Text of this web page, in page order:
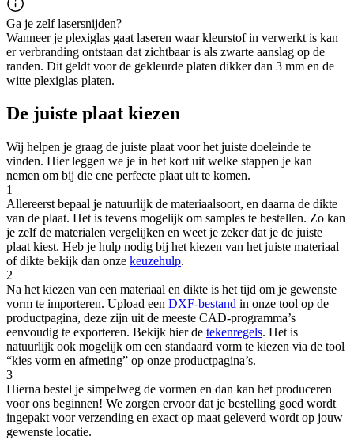
Ga je zelf lasersnijden?
Wanneer je plexiglas gaat laseren waar kleurstof in verwerkt is kan
er verbranding ontstaan dat zichtbaar is als zwarte aanslag op de
randen. Dit geldt voor de gekleurde platen dikker dan 3 mm en de
witte plexiglas platen.
De juiste plaat kiezen
Wij helpen je graag de juiste plaat voor het juiste doeleinde te
vinden. Hier leggen we je in het kort uit welke stappen je kan
nemen om bij die ene perfecte plaat uit te komen.
1
Allereerst bepaal je natuurlijk de materiaalsoort, en daarna de dikte
van de plaat. Het is tevens mogelijk om samples te bestellen. Zo kan
je zelf de materialen vergelijken en weet je zeker dat je de juiste
plaat kiest. Heb je hulp nodig bij het kiezen van het juiste materiaal
of dikte bekijk dan onze keuzehulp.
2
Na het kiezen van een materiaal en dikte is het tijd om je gewenste
vorm te importeren. Upload een DXF-bestand in onze tool op de
productpagina, deze zijn uit de meeste CAD-programma’s
eenvoudig te exporteren. Bekijk hier de tekenregels. Het is
natuurlijk ook mogelijk om een standaard vorm te kiezen via de tool
“kies vorm en afmeting” op onze productpagina’s.
3
Hierna bestel je simpelweg de vormen en dan kan het produceren
voor ons beginnen! We zorgen ervoor dat je bestelling goed wordt
ingepakt voor verzending en exact op maat geleverd wordt op jouw
gewenste locatie.